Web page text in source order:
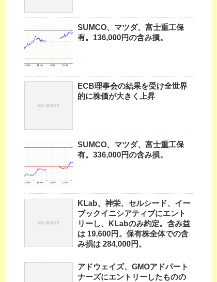
SUMCO、マツダ、富士重工保
有。136,000円の含み損。
ECB理事会の結果を受け全世界
的に株価が大きく上昇
SUMCO、マツダ、富士重工保
有。336,000円の含み損。
KLab、神栄、セルシード、イー
ブックイニシアティブにエント
リーし、KLabのみ約定。含み益
は 19,600円。保有株全体での含
み損は 284,000円。
アドウェイズ、GMOアドパート
ナーズにエントリーしたものの